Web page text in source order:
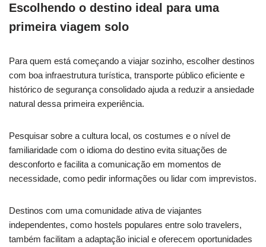
Escolhendo o destino ideal para uma
primeira viagem solo
Para quem está começando a viajar sozinho, escolher destinos
com boa infraestrutura turística, transporte público eficiente e
histórico de segurança consolidado ajuda a reduzir a ansiedade
natural dessa primeira experiência.
Pesquisar sobre a cultura local, os costumes e o nível de
familiaridade com o idioma do destino evita situações de
desconforto e facilita a comunicação em momentos de
necessidade, como pedir informações ou lidar com imprevistos.
Destinos com uma comunidade ativa de viajantes
independentes, como hostels populares entre solo travelers,
também facilitam a adaptação inicial e oferecem oportunidades